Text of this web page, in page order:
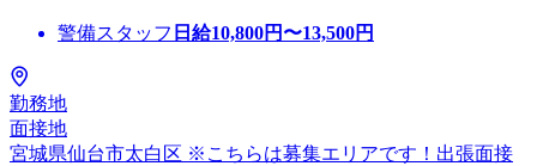
警備スタッフ 日給10,800円〜13,500円
勤務地
面接地
宮城県仙台市太白区 ※こちらは募集エリアです！出張面接